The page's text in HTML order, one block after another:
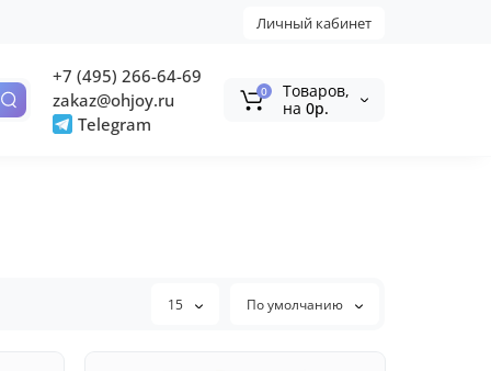
Личный кабинет
+7 (495) 266-64-69
zakaz@ohjoy.ru
Telegram
0
Tоваров,
на 0р.
15 По умолчанию